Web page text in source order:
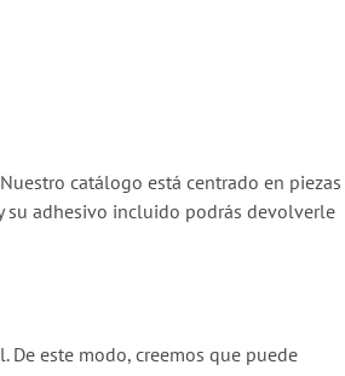
Nuestro catálogo está centrado en piezas
su adhesivo incluido podrás devolverle
este modo, creemos que puede